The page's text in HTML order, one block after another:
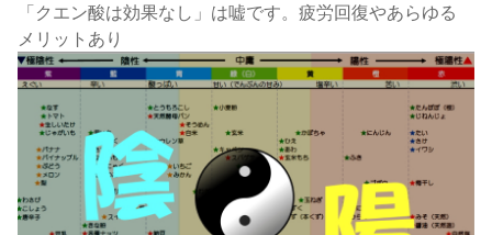
「クエン酸は効果なし」は嘘です。疲労回復やあらゆる
メリットあり